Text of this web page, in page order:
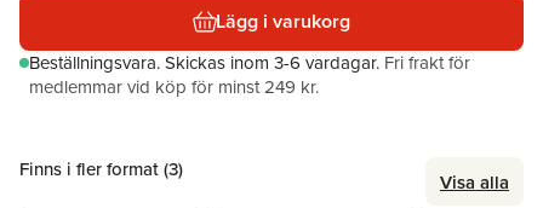
Lägg i varukorg
Beställningsvara.Skickas inom 3-6 vardagar. Fri frakt för
medlemmar vid köp för minst 249 kr.
Finns i fler format (3) Visa alla